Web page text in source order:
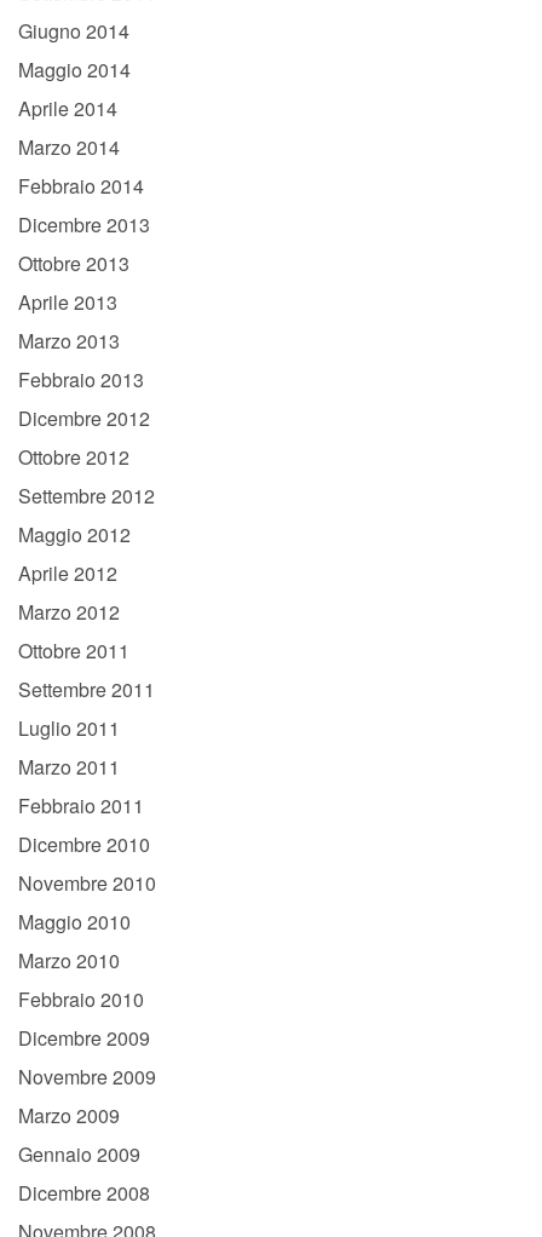
Giugno 2014
Maggio 2014
Aprile 2014
Marzo 2014
Febbraio 2014
Dicembre 2013
Ottobre 2013
Aprile 2013
Marzo 2013
Febbraio 2013
Dicembre 2012
Ottobre 2012
Settembre 2012
Maggio 2012
Aprile 2012
Marzo 2012
Ottobre 2011
Settembre 2011
Luglio 2011
Marzo 2011
Febbraio 2011
Dicembre 2010
Novembre 2010
Maggio 2010
Marzo 2010
Febbraio 2010
Dicembre 2009
Novembre 2009
Marzo 2009
Gennaio 2009
Dicembre 2008